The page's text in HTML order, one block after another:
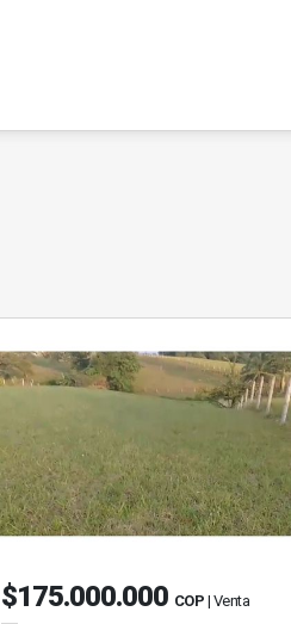
$175.000.000 COP | Venta